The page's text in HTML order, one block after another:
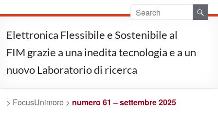
Elettronica Flessibile e Sostenibile al
FIM grazie a una inedita tecnologia e a un
nuovo Laboratorio di ricerca
> FocusUnimore > numero 61 – settembre 2025